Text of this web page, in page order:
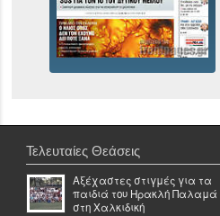
Τελευταίες Θεάσεις
Αξέχαστες στιγμές για τα
παιδιά του Ηρακλή Παλαμά
στη Χαλκιδική